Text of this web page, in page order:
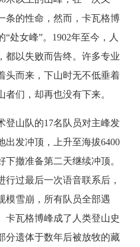
条的性命，然而，卡瓦格博
处女峰”。1902年至今，人
都以失败而告终。许多专业
头而来，下山时无不低垂着
们，却再也没有下来。
登山队的17名队员对主峰发
出发冲顶，上升至海拔6400
撤准备第二天继续冲顶。
过最后一次语音联系后，
模雪崩，所有队员全部遇
卡瓦格博峰成了人类登山史
分遗体于数年后被放牧的藏